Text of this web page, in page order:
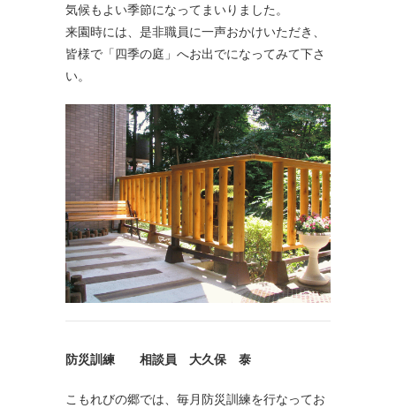
気候もよい季節になってまいりました。
来園時には、是非職員に一声おかけいただき、
皆様で「四季の庭」へお出でになってみて下さ
い。
防災訓練 相談員 大久保 泰
こもれびの郷では、毎月防災訓練を行なってお